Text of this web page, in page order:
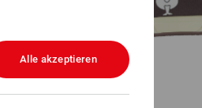
Alle akzeptieren